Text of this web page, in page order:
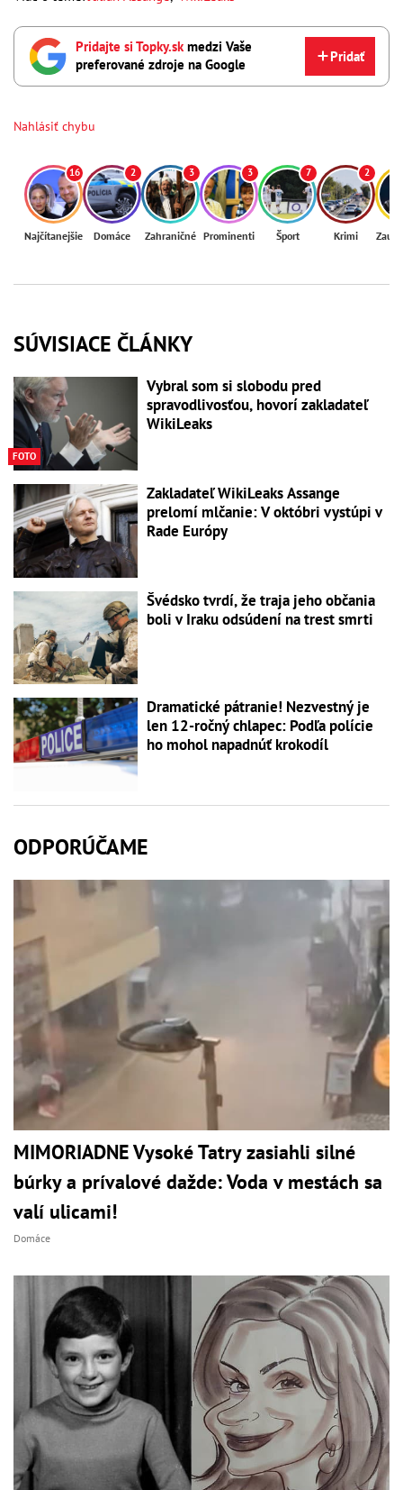
Pridajte si Topky.skmedzi Vaše
preferované zdroje na Google
Pridať
Nahlásiť chybu
16
Najčítanejšie
2
Domáce
3
Zahraničné
3
Prominenti
7
Šport
2
Krimi
SÚVISIACE ČLÁNKY
FOTO
Vybral som si slobodu pred
spravodlivosťou, hovorí zakladateľ
WikiLeaks
Zakladateľ WikiLeaks Assange
prelomí mlčanie: V októbri vystúpi v
Rade Európy
Švédsko tvrdí, že traja jeho občania
boli v Iraku odsúdení na trest smrti
Dramatické pátranie! Nezvestný je
len 12-ročný chlapec: Podľa polície
ho mohol napadnúť krokodíl
ODPORÚČAME
MIMORIADNE Vysoké Tatry zasiahli silné
búrky a prívalové dažde: Voda v mestách sa
valí ulicami!
Domáce